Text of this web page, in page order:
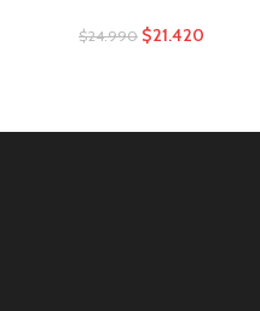
$24.990 $21.420